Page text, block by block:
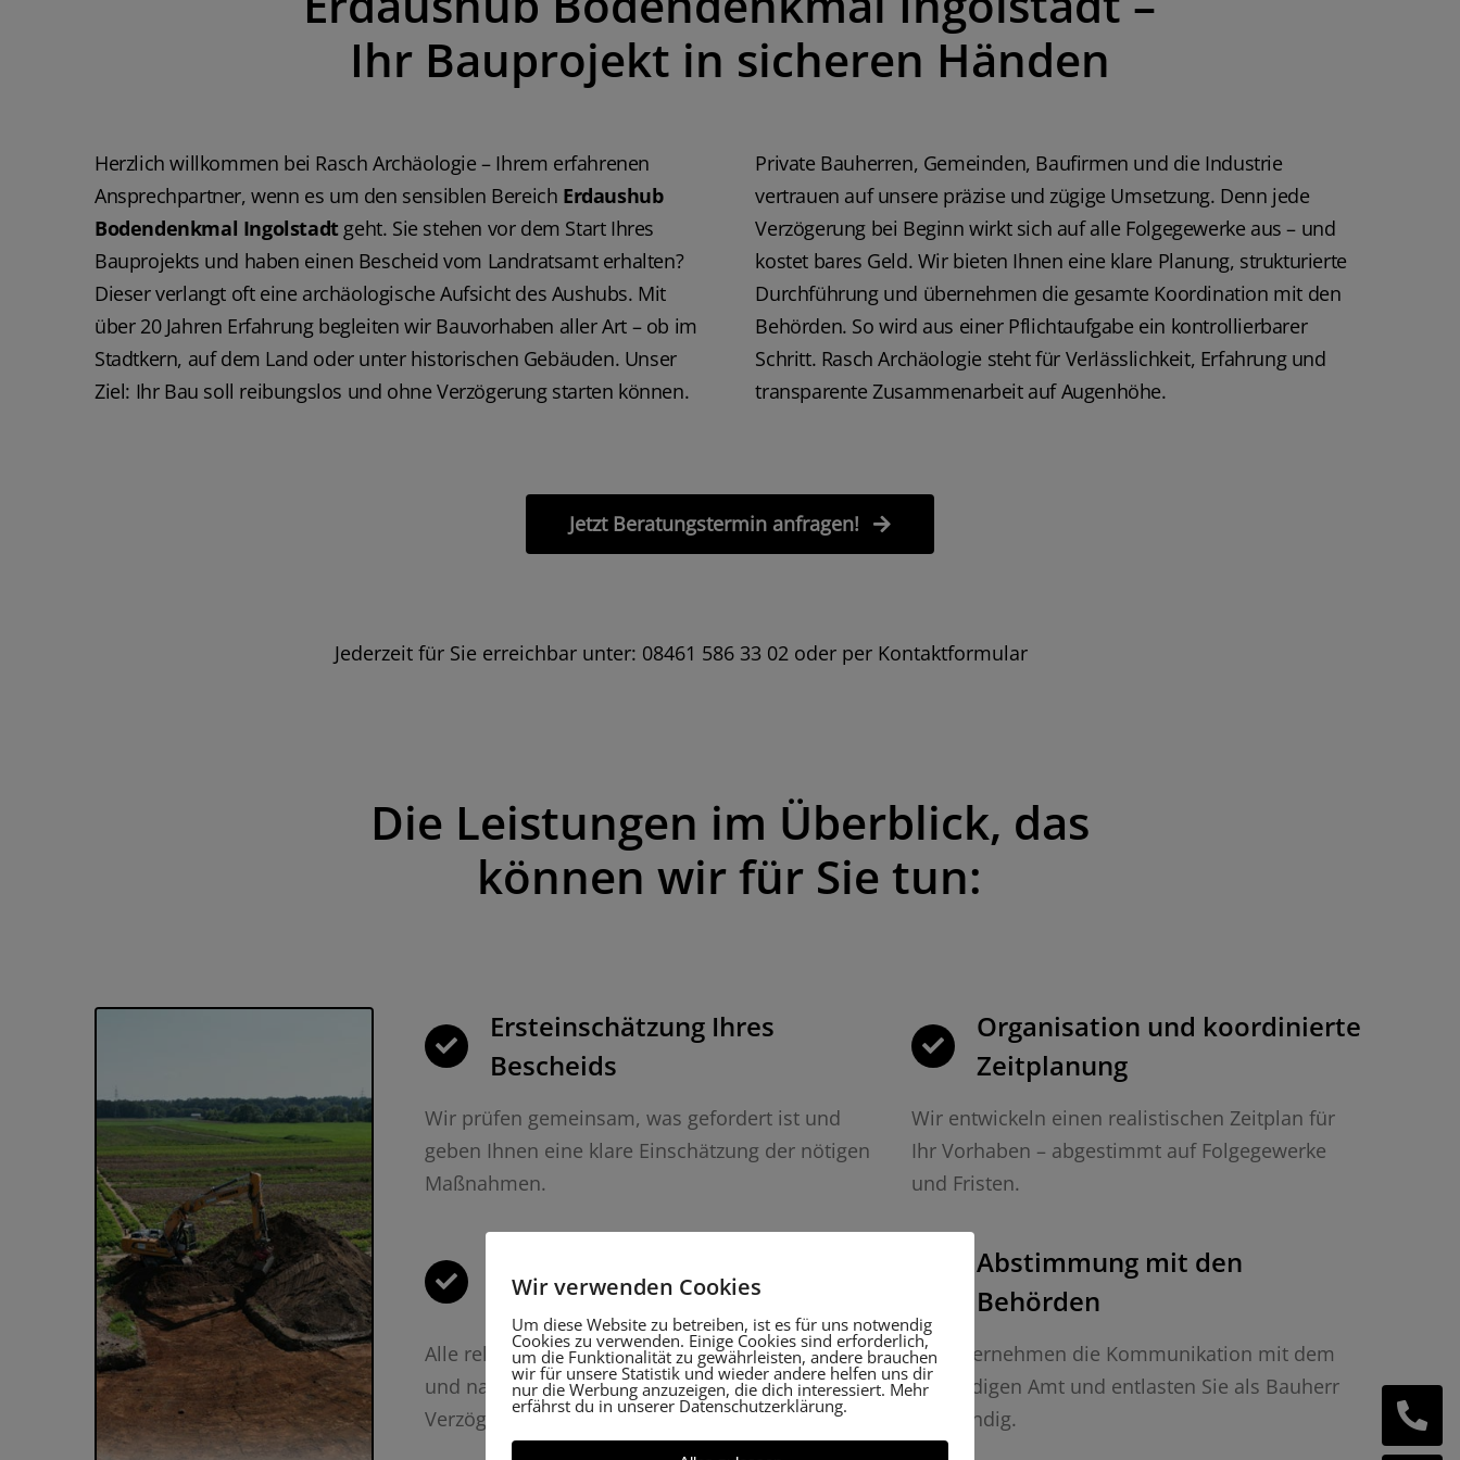
mich nochmal sehr bei Herr Reich und
seinem Mitarbeiter für die Arbeit und
dass mir der erste Schock im
Bauvorhaben dadurch sehr sehr
werden, kann ich diese Firma auf alle
Fälle zu 100% weiterempfehlen. VG
Amann
Ihr Bauprojekt in sicheren Händen
Herzlich willkommen bei Rasch Archäologie – Ihrem erfahrenen
Ansprechpartner, wenn es um den sensiblen Bereich Erdaushub
Bodendenkmal Ingolstadtgeht. Sie stehen vor dem Start Ihres
Bauprojekts und haben einen Bescheid vom Landratsamt erhalten?
Dieser verlangt oft eine archäologische Aufsicht des Aushubs. Mit
über 20 Jahren Erfahrung begleiten wir Bauvorhaben aller Art – ob im
Stadtkern, auf dem Land oder unter historischen Gebäuden. Unser
Ziel: Ihr Bau soll reibungslos und ohne Verzögerung starten können.
Private Bauherren, Gemeinden, Baufirmen und die Industrie
vertrauen auf unsere präzise und zügige Umsetzung. Denn jede
Verzögerung bei Beginn wirkt sich auf alle Folgegewerke aus – und
kostet bares Geld. Wir bieten Ihnen eine klare Planung, strukturierte
Durchführung und übernehmen die gesamte Koordination mit den
Behörden. So wird aus einer Pflichtaufgabe ein kontrollierbarer
Schritt. Rasch Archäologie steht für Verlässlichkeit, Erfahrung und
transparente Zusammenarbeit auf Augenhöhe.
Jetzt Beratungstermin anfragen!
Jederzeit für Sie erreichbar unter: 08461 586 33 02 oder per Kontaktformular
Die Leistungen im Überblick, das
können wir für Sie tun:
Ersteinschätzung Ihres
Bescheids
Wir prüfen gemeinsam, was gefordert ist und
geben Ihnen eine klare Einschätzung der nötigen
Maßnahmen.
Organisation und koordinierte
Zeitplanung
Wir entwickeln einen realistischen Zeitplan für
Ihr Vorhaben – abgestimmt auf Folgegewerke
und Fristen.
Aushubs
Alle relevanten Beobachtungen werden präzise
und nachvollziehbar festgehalten – ohne
Verzögerung Ihres Baus.
Abstimmung mit den
Behörden
Wir übernehmen die Kommunikation mit dem
zuständigen Amt und entlasten Sie als Bauherr
vollständig.
Wir verwenden Cookies
Um diese Website zu betreiben, ist es für uns notwendig
Cookies zu verwenden. Einige Cookies sind erforderlich,
um die Funktionalität zu gewährleisten, andere brauchen
wir für unsere Statistik und wieder andere helfen uns dir
nur die Werbung anzuzeigen, die dich interessiert. Mehr
erfährst du in unserer Datenschutzerklärung.